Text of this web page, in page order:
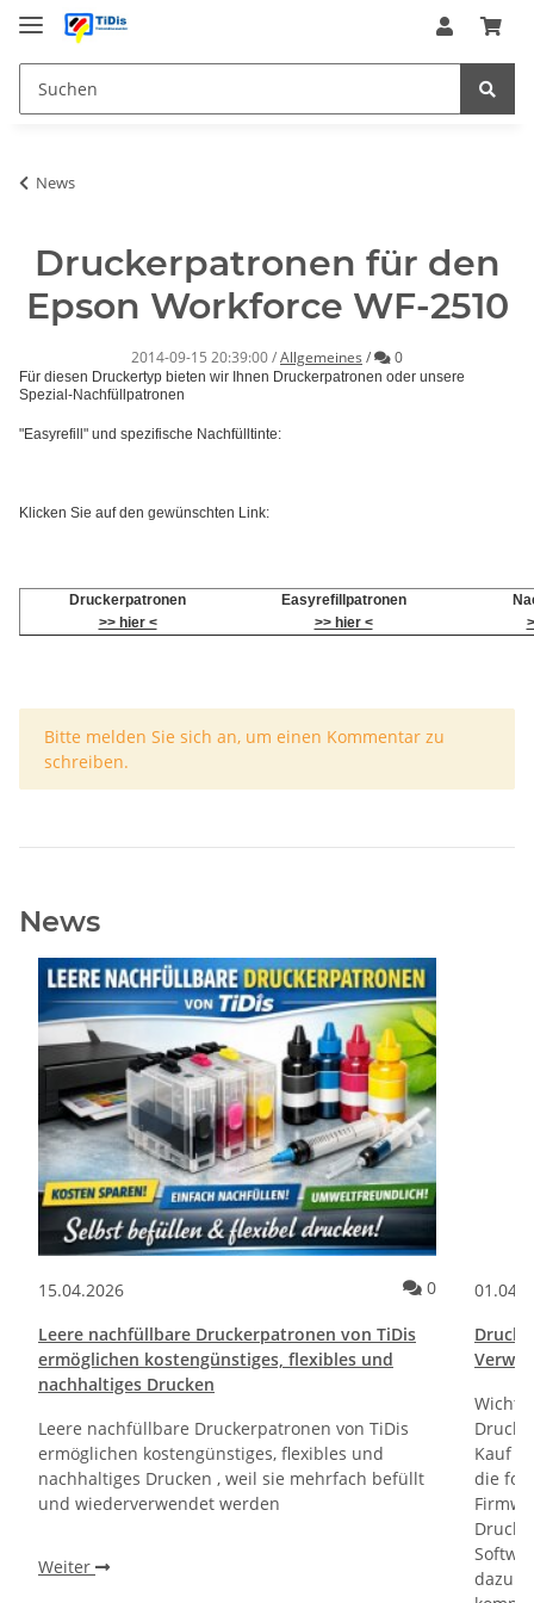
News
Druckerpatronen für den
Epson Workforce WF-2510
2014-09-15 20:39:00/Allgemeines / Kommentare
0
Für diesen Druckertyp bieten wir Ihnen Druckerpatronen oder unsere
Spezial-Nachfüllpatronen
"Easyrefill" und spezifische Nachfülltinte:
Klicken Sie auf den gewünschten Link:
Druckerpatronen Easyrefillpatronen
>> hier <
>> hier <
x
Bitte melden Sie sich an, um einen Kommentar zu
schreiben.
News
15.04.2026 Kommentare
0
Leere nachfüllbare Druckerpatronen von TiDis
ermöglichen kostengünstiges, flexibles und
nachhaltiges Drucken
Leere nachfüllbare Druckerpatronen von TiDis
ermöglichen kostengünstiges, flexibles und
nachhaltiges Drucken , weil sie mehrfach befüllt
und wiederverwendet werden
Weiter
Kauf
die
dazu